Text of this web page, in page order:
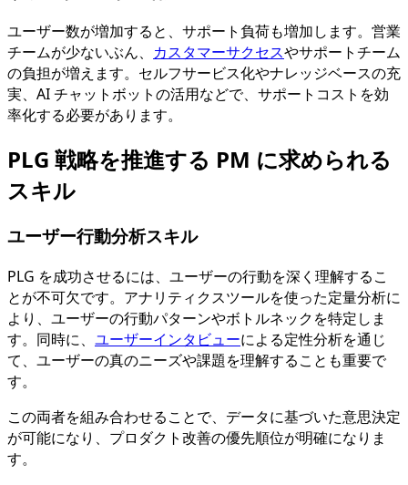
ユーザー数が増加すると、サポート負荷も増加します。営業
チームが少ないぶん、 カスタマーサクセスやサポートチーム
の負担が増えます。セルフサービス化やナレッジベースの充
実、AI チャットボットの活用などで、サポートコストを効
率化する必要があります。
PLG 戦略を推進する PM に求められる
スキル
ユーザー行動分析スキル
PLG を成功させるには、ユーザーの行動を深く理解するこ
とが不可欠です。アナリティクスツールを使った定量分析に
より、ユーザーの行動パターンやボトルネックを特定しま
す。同時に、 ユーザーインタビューによる定性分析を通じ
て、ユーザーの真のニーズや課題を理解することも重要で
す。
この両者を組み合わせることで、データに基づいた意思決定
が可能になり、プロダクト改善の優先順位が明確になりま
す。